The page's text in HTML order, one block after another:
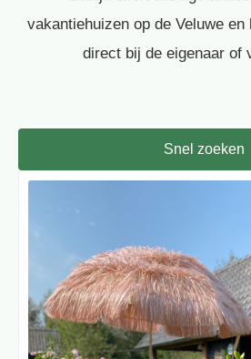
vakantiehuizen op de Veluwe en
direct bij de eigenaar of
Snel zoeken